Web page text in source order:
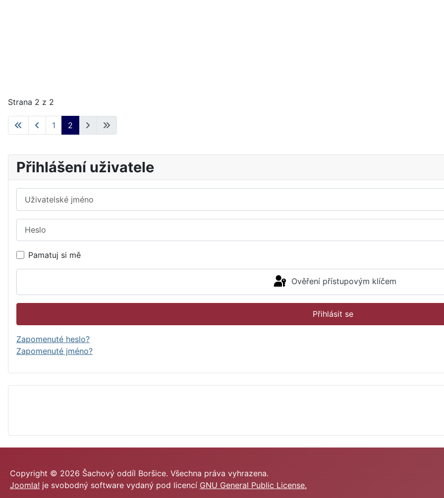
Přihlášení uživatele
Uživatelské jméno
Pamatuj si mě
Ověření přístupovým klíčem
Přihlásit se
Zapomenuté heslo?
Zapomenuté jméno?
Strana 2 z 2
1 2
Copyright © 2026 Šachový oddíl Boršice. Všechna práva vyhrazena.
Joomla! je svobodný software vydaný pod licencí GNU General Public License.